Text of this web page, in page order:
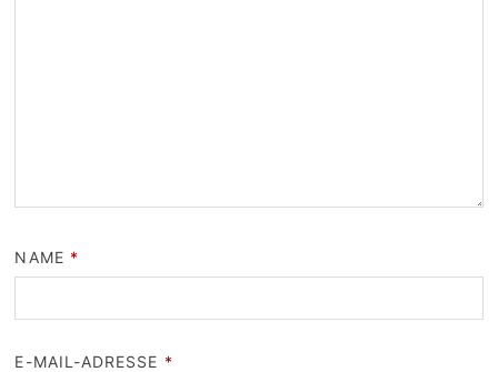
NAME *
E-MAIL-ADRESSE *